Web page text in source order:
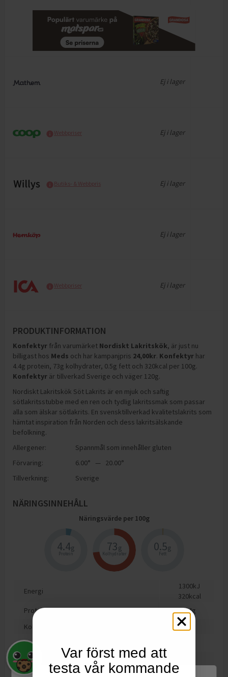
Ej i lager
Webbpriser Ej i lager
Butiks- & Webbpris Ej i lager
Ej i lager
Webbpriser Ej i lager
PRODUKTINFORMATION
Konfektyr från varumärket Nordiskt Lakritskök, är just nu
billigast hos Meds och har kampanjpris 24,00kr. Konfektyr har
4.4g protein, 73g kolhydrater, 0.5g fett och 320kcal per 100g.
Konfektyr är tillverkad Sverige och väger 120g.
Nordiskt Lakritskök Söt Lakrits är en mjuk och saftig
sötlakritsstubbe med en ren och tydlig lakritssmak som passar
alla som älskar sötlakrits. En svensktillverkad kvalitetslakrits som
hämtat inspiration från Norden och dess lakritsälskande
befolkning.
Allergener:
Spannmål som innehåller gluten
Förvaring:
6.00° — 20.00°
Tillverkning:
Sverige
NÄRINGSINNEHÅLL
Näringsvärde per 100g
4.4g
Protein
73g
Kolhydrater
0.5g
Fett
Energi
1300kJ
320kcal
Protein
4.4g
Kolhydrat
73
Fett
Var först med att
testa vår kommande